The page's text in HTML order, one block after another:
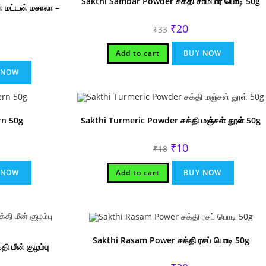
மசாலா –
₹33 Original
price
was:
₹33.
₹20Current
is:
₹20.
Add to cart BUY NOW
50g Sakthi Turmeric Powder சக்தி மஞ்சள் தூள் 50g
₹18 Original
price
was:
₹18.
₹10Current
is:
₹10.
Add to cart BUY NOW
மீன் குழம்பு
Sakthi Rasam Power சக்தி ரசப் பொடி 50g